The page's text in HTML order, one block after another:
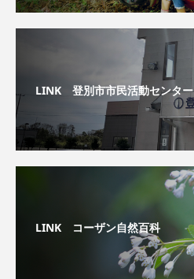
LINK 登別市市民活動センター
LINK コーザン自然百科